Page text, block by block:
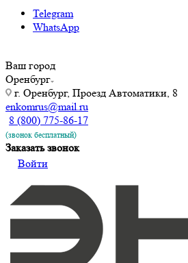
Telegram
WhatsApp
Ваш город
Оренбург
г. Оренбург, Проезд Автоматики, 8
enkomrus@mail.ru
8 (800) 775-86-17
(звонок бесплатный)
Заказать звонок
Войти